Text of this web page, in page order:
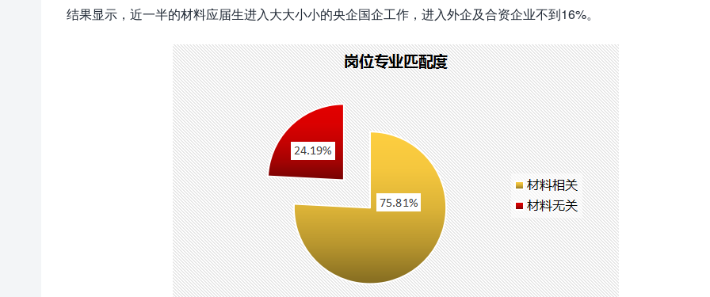
结果显示，近一半的材料应届生进入大大小小的央企国企工作，进入外企及合资企业不到16%。